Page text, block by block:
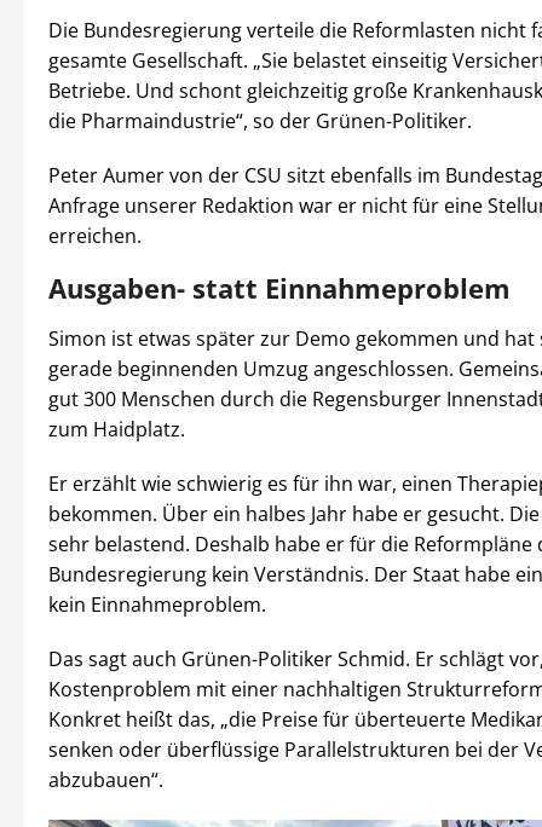
Die Bundesregierung verteile die Reformlasten nicht
gesamte Gesellschaft. „Sie belastet einseitig
Betriebe. Und schont gleichzeitig große
die Pharmaindustrie“, so der Grünen-Politiker.
Peter Aumer von der CSU sitzt ebenfalls im
Anfrage unserer Redaktion war er nicht für eine
erreichen.
Ausgaben- statt Einnahmeproblem
Simon ist etwas später zur Demo gekommen und hat
gerade beginnenden Umzug angeschlossen.
gut 300 Menschen durch die Regensburger
zum Haidplatz.
Er erzählt wie schwierig es für ihn war, einen
bekommen. Über ein halbes Jahr habe er gesucht.
sehr belastend. Deshalb habe er für die Reformpläne
Bundesregierung kein Verständnis. Der Staat habe
kein Einnahmeproblem.
Das sagt auch Grünen-Politiker Schmid. Er schlägt
Kostenproblem mit einer nachhaltigen
Konkret heißt das, „die Preise für überteuerte
senken oder überflüssige Parallelstrukturen bei der
abzubauen“.